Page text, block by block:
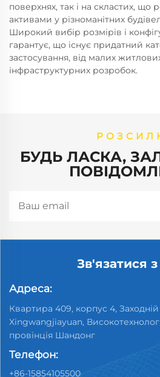
поверхнях, так і на скластих, що
активами у різноманітних
Широкий вибір розмірів і
гарантує, що існує придатний
застосування, від малих
інфраструктурних розробок.
БУДЬ ЛАСКА,
Зв'язатися
Адреса:
Квартира 409, корпус 4,
Xingwangjiayuan,
провінція Шандонг
Телефон:
+86-15854105500